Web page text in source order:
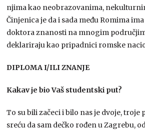
njima kao neobrazovanima,
Činjenica je da i sada među Romima
doktora znanosti na mnogim
deklariraju kao pripadnici romske
DIPLOMA I/ILI ZNANJE
Kakav je bio Vaš studentski put?
To su bili začeci i bilo nas je dvoje, troje
sreću da sam dečko rođen u Zagrebu,